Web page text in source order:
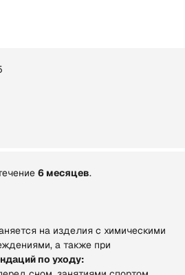
6 месяцев.
на изделия с химическими
а также при
по уходу: